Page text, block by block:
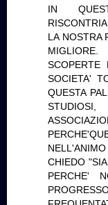
IN
LA NOSTRA
SOCIETA'
QUESTA
CHIEDO
PERCHE'